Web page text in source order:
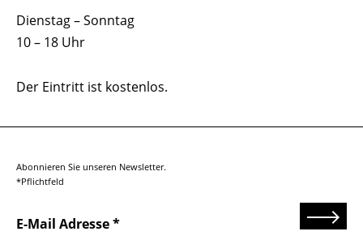
Dienstag – Sonntag
10 – 18 Uhr
Der Eintritt ist kostenlos.
Abonnieren Sie unseren Newsletter.
*Pflichtfeld
E-Mail Adresse Senden